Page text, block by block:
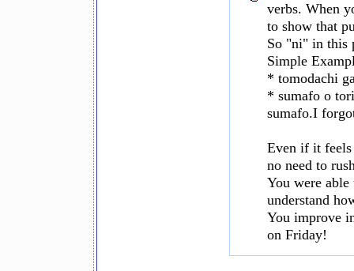
verbs. When
to show that
So "ni" in this
Simple
* tomodachi
* sumafo o
sumafo.I
Even if it
no need to
You were able
understand
You improve
on Friday!